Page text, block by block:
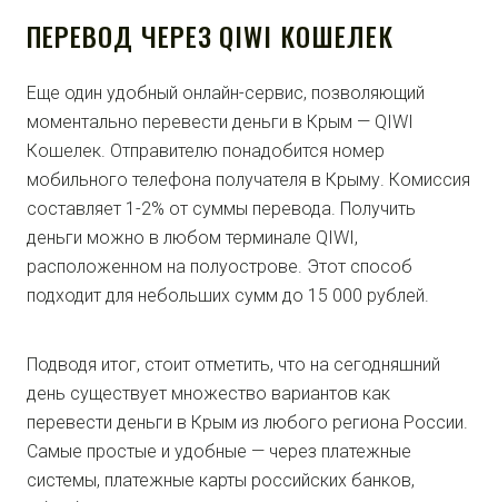
ПЕРЕВОД ЧЕРЕЗ QIWI КОШЕЛЕК
Еще один удобный онлайн-сервис, позволяющий
моментально перевести деньги в Крым — QIWI
Кошелек. Отправителю понадобится номер
мобильного телефона получателя в Крыму. Комиссия
составляет 1-2% от суммы перевода. Получить
деньги можно в любом терминале QIWI,
расположенном на полуострове. Этот способ
подходит для небольших сумм до 15 000 рублей.
Подводя итог, стоит отметить, что на сегодняшний
день существует множество вариантов как
перевести деньги в Крым из любого региона России.
Самые простые и удобные — через платежные
системы, платежные карты российских банков,